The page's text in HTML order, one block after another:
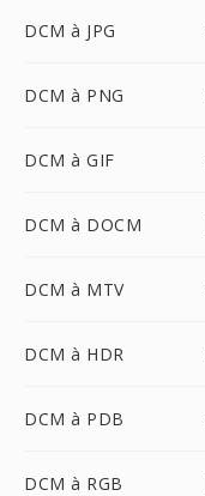
DCM à JPG
DCM à PNG
DCM à GIF
DCM à DOCM
DCM à MTV
DCM à HDR
DCM à PDB
DCM à RGB